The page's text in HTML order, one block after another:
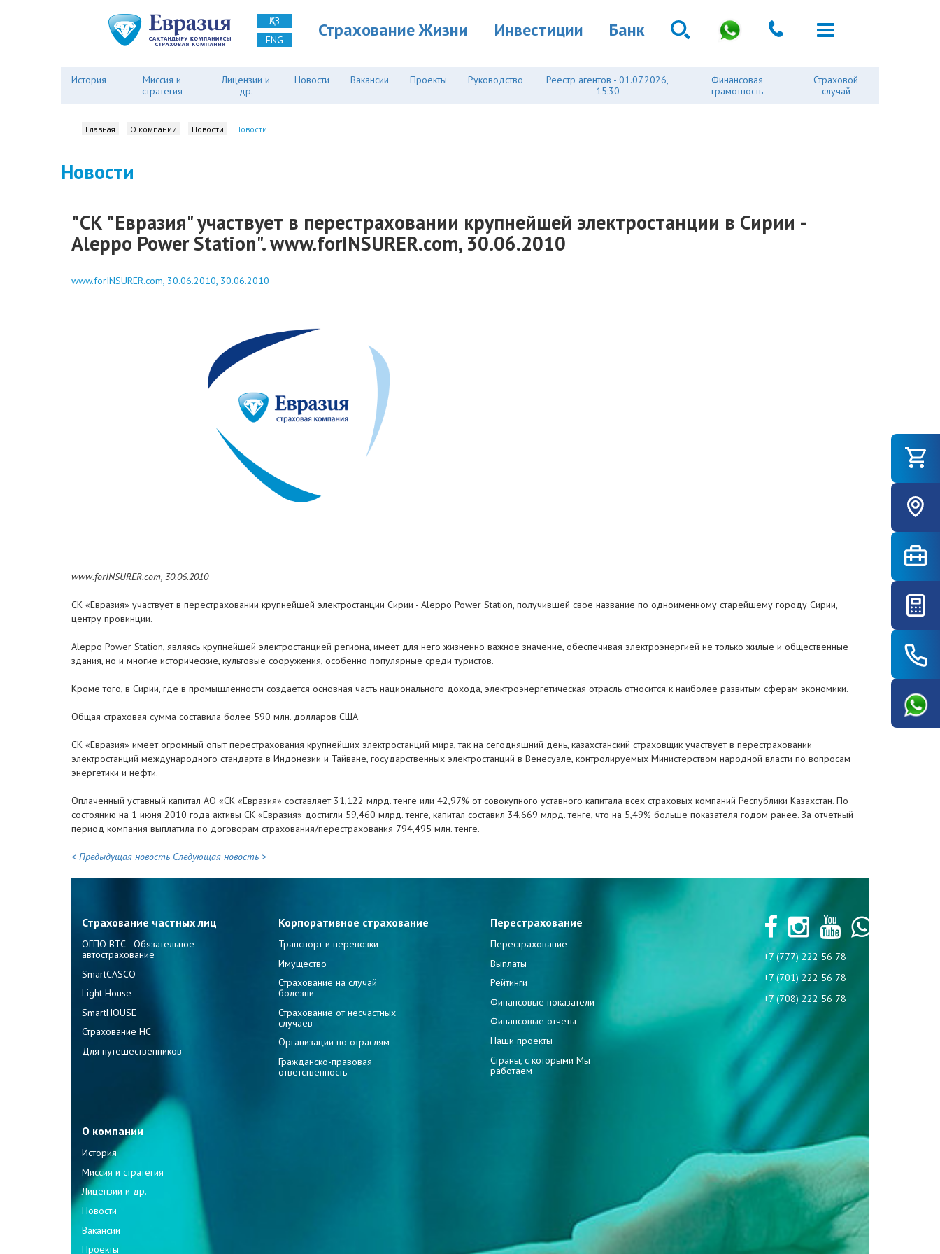
ҚАЗ
ENG
Страхование Жизни Инвестиции Банк
История
Миссия и
стратегия
Лицензии и
др.
Новости Вакансии Проекты Руководство
Реестр агентов - 01.07.2026,
15:30
Финансовая
грамотность
Страховой
случай
Главная О компании Новости Новости
Новости
"СК "Евразия" участвует в перестраховании крупнейшей электростанции в Сирии -
Aleppo Power Station". www.forINSURER.com, 30.06.2010
www.forINSURER.com, 30.06.2010, 30.06.2010
www.forINSURER.com, 30.06.2010
СК «Евразия» участвует в перестраховании крупнейшей электростанции Сирии - Aleppo Power Station, получившей свое название по одноименному старейшему городу Сирии,
центру провинции.
Aleppo Power Station, являясь крупнейшей электростанцией региона, имеет для него жизненно важное значение, обеспечивая электроэнергией не только жилые и общественные
здания, но и многие исторические, культовые сооружения, особенно популярные среди туристов.
Кроме того, в Сирии, где в промышленности создается основная часть национального дохода, электроэнергетическая отрасль относится к наиболее развитым сферам экономики.
Общая страховая сумма составила более 590 млн. долларов США.
СК «Евразия» имеет огромный опыт перестрахования крупнейших электростанций мира, так на сегодняшний день, казахстанский страховщик участвует в перестраховании
электростанций международного стандарта в Индонезии и Тайване, государственных электростанций в Венесуэле, контролируемых Министерством народной власти по вопросам
энергетики и нефти.
Оплаченный уставный капитал АО «СК «Евразия» составляет 31,122 млрд. тенге или 42,97% от совокупного уставного капитала всех страховых компаний Республики Казахстан. По
состоянию на 1 июня 2010 года активы СК «Евразия» достигли 59,460 млрд. тенге, капитал составил 34,669 млрд. тенге, что на 5,49% больше показателя годом ранее. За отчетный
период компания выплатила по договорам страхования/перестрахования 794,495 млн. тенге.
< Предыдущая новость Следующая новость >
Страхование частных лиц
ОГПО ВТС - Обязательное
автострахование
SmartCASCO
Light House
SmartHOUSE
Страхование НС
Для путешественников
Корпоративное страхование
Транспорт и перевозки
Имущество
Страхование на случай
болезни
Страхование от несчастных
случаев
Организации по отраслям
Гражданско-правовая
ответственность
Перестрахование
Перестрахование
Выплаты
Рейтинги
Финансовые показатели
Финансовые отчеты
Наши проекты
Страны, с которыми Мы
работаем
О компании
История
Миссия и стратегия
Лицензии и др.
Новости
Вакансии
Проекты
+7 (777) 222 56 78
+7 (701) 222 56 78
+7 (708) 222 56 78